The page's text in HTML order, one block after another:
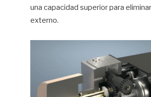
una capacidad superior para
externo.